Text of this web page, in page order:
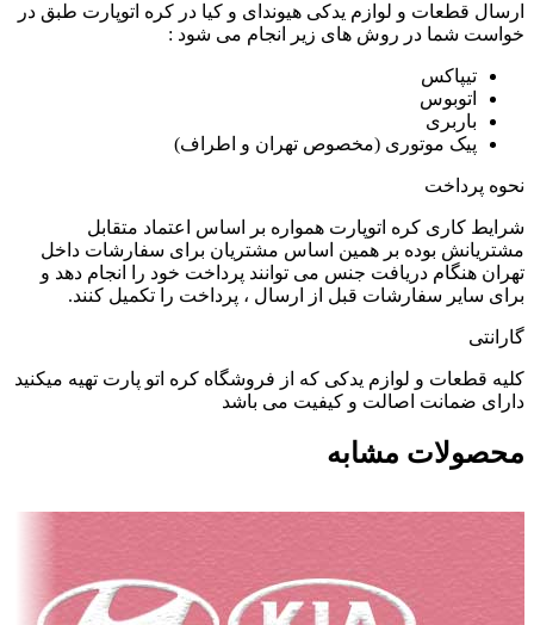
ارسال قطعات و لوازم یدکی هیوندای و کیا در کره اتوپارت طبق در
خواست شما در روش های زیر انجام می شود :
تیپاکس
اتوبوس
باربری
پیک موتوری (مخصوص تهران و اطراف)
نحوه پرداخت
شرایط کاری کره اتوپارت همواره بر اساس اعتماد متقابل
مشتریانش بوده بر همین اساس مشتریان برای سفارشات داخل
تهران هنگام دریافت جنس می توانند پرداخت خود را انجام دهد و
برای سایر سفارشات قبل از ارسال ، پرداخت را تکمیل کنند.
گارانتی
کلیه قطعات و لوازم یدکی که از فروشگاه کره اتو پارت تهیه میکنید
دارای ضمانت اصالت و کیفیت می باشد
محصولات مشابه